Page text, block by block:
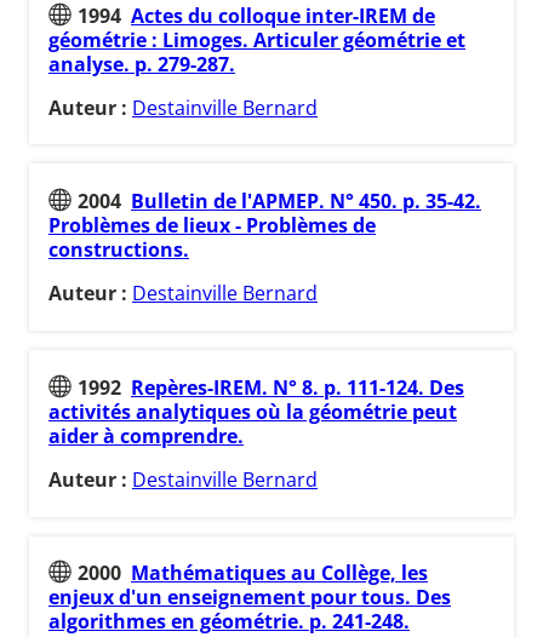
1994 Actes du colloque inter-IREM de
géométrie : Limoges. Articuler géométrie et
analyse. p. 279-287.
Auteur : Destainville Bernard
2004 Bulletin de l'APMEP. N° 450. p. 35-42.
Problèmes de lieux - Problèmes de
constructions.
Auteur : Destainville Bernard
1992 Repères-IREM. N° 8. p. 111-124. Des
activités analytiques où la géométrie peut
aider à comprendre.
Auteur : Destainville Bernard
2000 Mathématiques au Collège, les
enjeux d'un enseignement pour tous. Des
algorithmes en géométrie. p. 241-248.